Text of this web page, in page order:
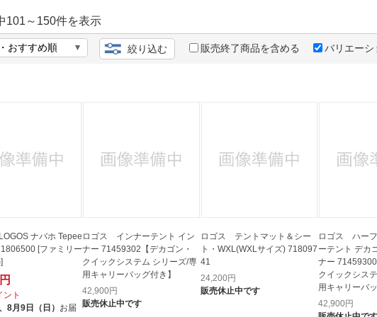
お客様サポート
ご利用ガイド
101 ～ 150件を表示
絞り込む 販売終了商品を含める バリエーシ
ナバホ Tepee
[ファミリー
ント
8月9日（日） お届
ロゴス インナーテント イン
ナー 71459302【デカゴン・
クイックシステム シリーズ/専
用キャリーバッグ付き】
42,900円
販売休止中です
ロゴス テントマット＆シー
ト・WXL(WXLサイズ) 718097
41
24,200円
販売休止中です
ロゴス ハー
ーテント デカゴン ハーフイン
ナー 71459300
クイックシス
用キャリーバ
用】
42,900円